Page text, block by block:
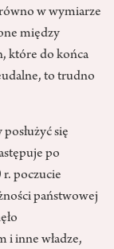
w wymiarze
między
które do końca
to trudno
posłużyć się
po
poczucie
państwowej
i inne władze,